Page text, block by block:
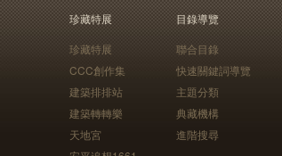
珍藏特展
珍藏特展
CCC創作集
建築排排站
建築轉轉樂
天地宮
目錄導覽
聯合目錄
快速關鍵詞導覽
主題分類
典藏機構
進階搜尋